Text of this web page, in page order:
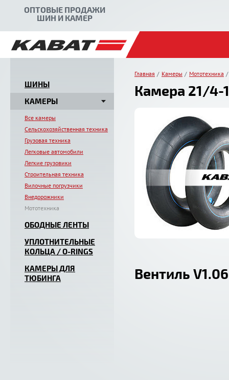
ОПТОВЫЕ ПРОДАЖИ
ШИН И КАМЕР
ШИНЫ
КАМЕРЫ
Все камеры
Сельскохозяйственная техника
Грузовая техника
Легковые автомобили
Легкие грузовики
Строительная техника
Вилочные погрузчики
Внедорожники
Мототехника
ОБОДНЫЕ ЛЕНТЫ
УПЛОТНИТЕЛЬНЫЕ
КОЛЬЦА / O-RINGS
КАМЕРЫ ДЛЯ
ТЮБИНГА
Главная Камеры Мототехника
Камера 21/4-
Вентиль